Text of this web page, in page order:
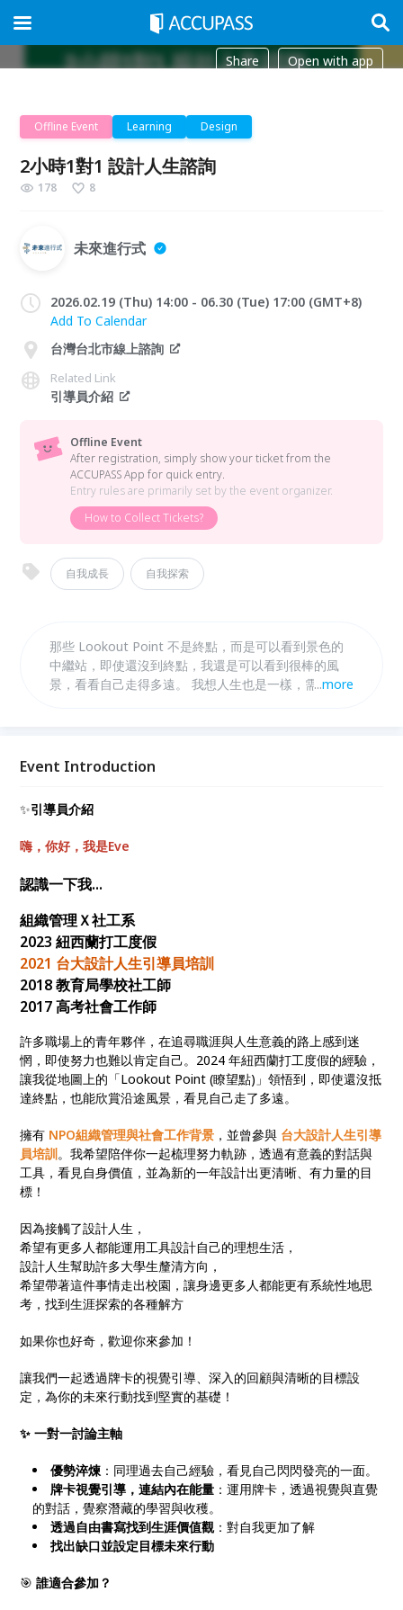
Share Open with app
Offline Event Learning Design
2小時1對1 設計人生諮詢
178 8
未來進行式
2026.02.19 (Thu) 14:00 - 06.30 (Tue) 17:00 (GMT+8)
Add To Calendar
台灣台北市線上諮詢
Related Link
引導員介紹
Offline Event
After registration, simply show your ticket from the
ACCUPASS App for quick entry.
Entry rules are primarily set by the event organizer.
How to Collect Tickets?
自我成長 自我探索
那些 Lookout Point 不是終點，而是可以看到景色的
中繼站，即使還沒到終點，我還是可以看到很棒的風
景，看看自己走得多遠。 我想人生也是一樣，需要好
...more
Event Introduction
✨引導員介紹
嗨，你好，我是Eve
認識一下我...
組織管理Ｘ社工系
2023 紐西蘭打工度假
2021 台大設計人生引導員培訓
2018 教育局學校社工師
2017 高考社會工作師
許多職場上的青年夥伴，在追尋職涯與人生意義的路上感到迷
惘，即使努力也難以肯定自己。2024 年紐西蘭打工度假的經驗，
讓我從地圖上的「Lookout Point (瞭望點)」領悟到，即使還沒抵
達終點，也能欣賞沿途風景，看見自己走了多遠。
擁有 NPO組織管理與社會工作背景 ，並曾參與 台大設計人生引導
員培訓 。我希望陪伴你一起梳理努力軌跡，透過有意義的對話與
工具，看見自身價值，並為新的一年設計出更清晰、有力量的目
標！
因為接觸了設計人生，
希望有更多人都能運用工具設計自己的理想生活，
設計人生幫助許多大學生釐清方向，
希望帶著這件事情走出校園，讓身邊更多人都能更有系統性地思
考，找到生涯探索的各種解方
如果你也好奇，歡迎你來參加！
讓我們一起透過牌卡的視覺引導、深入的回顧與清晰的目標設
定，為你的未來行動找到堅實的基礎！
✨ 一對一討論主軸
優勢淬煉 ：同理過去自己經驗，看見自己閃閃發亮的一面。
牌卡視覺引導，連結內在能量 ：運用牌卡，透過視覺與直覺
的對話，覺察潛藏的學習與收穫。
透過自由書寫找到生涯價值觀：對自我更加了解
找出缺口並設定目標未來行動
🎯誰適合參加？